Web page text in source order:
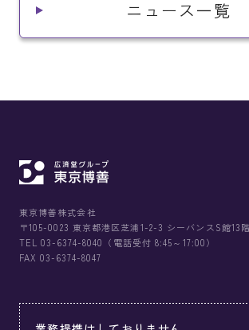
ニュース一覧
東京博善株式会社
〒105-0023 東京都港区芝浦1-2-3 シーバンスS館13階
TEL 03-6374-8040（電話受付 8:45～17:00）
FAX 03-6374-8047